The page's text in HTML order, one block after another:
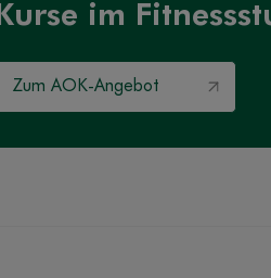
Kurse im
Zum AOK-Angebot